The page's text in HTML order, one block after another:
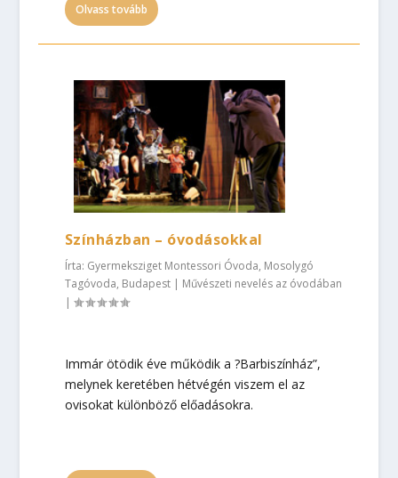
Olvass tovább
Színházban – óvodásokkal
Írta: Gyermeksziget Montessori Óvoda, Mosolygó
Tagóvoda, Budapest| Művészeti nevelés az óvodában
|
Immár ötödik éve működik a ?Barbiszínház”,
melynek keretében hétvégén viszem el az
ovisokat különböző előadásokra.